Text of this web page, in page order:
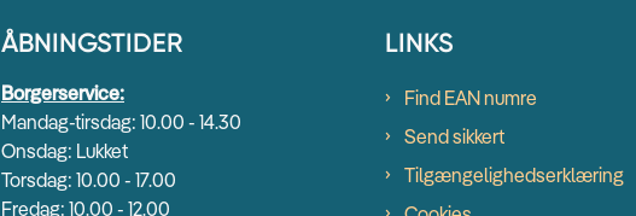
ÅBNINGSTIDER
Borgerservice:
Mandag-tirsdag: 10.00 - 14.30
Onsdag: Lukket
Torsdag: 10.00 - 17.00
Fredag: 10.00 - 12.00
LINKS
Find EAN numre
Send sikkert
Tilgængelighedserklæring